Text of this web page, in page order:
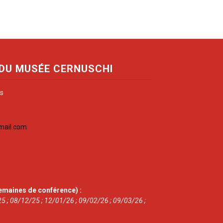
MUSÉE CERNUSCHI
de conférence) :
; 08/12/25 ; 12/01/26 ; 09/02/26 ; 09/03/26 ;